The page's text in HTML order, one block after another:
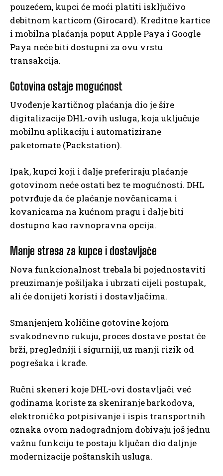
pouzećem, kupci će moći platiti isključivo
debitnom karticom (Girocard). Kreditne kartice
i mobilna plaćanja poput Apple Paya i Google
Paya neće biti dostupni za ovu vrstu
transakcija.
Gotovina ostaje mogućnost
Uvođenje kartičnog plaćanja dio je šire
digitalizacije DHL-ovih usluga, koja uključuje
mobilnu aplikaciju i automatizirane
paketomate (Packstation).
Ipak, kupci koji i dalje preferiraju plaćanje
gotovinom neće ostati bez te mogućnosti. DHL
potvrđuje da će plaćanje novčanicama i
kovanicama na kućnom pragu i dalje biti
dostupno kao ravnopravna opcija.
Manje stresa za kupce i dostavljače
Nova funkcionalnost trebala bi pojednostaviti
preuzimanje pošiljaka i ubrzati cijeli postupak,
ali će donijeti koristi i dostavljačima.
Smanjenjem količine gotovine kojom
svakodnevno rukuju, proces dostave postat će
brži, pregledniji i sigurniji, uz manji rizik od
pogrešaka i krađe.
Ručni skeneri koje DHL-ovi dostavljači već
godinama koriste za skeniranje barkodova,
elektroničko potpisivanje i ispis transportnih
oznaka ovom nadogradnjom dobivaju još jednu
važnu funkciju te postaju ključan dio daljnje
modernizacije poštanskih usluga.